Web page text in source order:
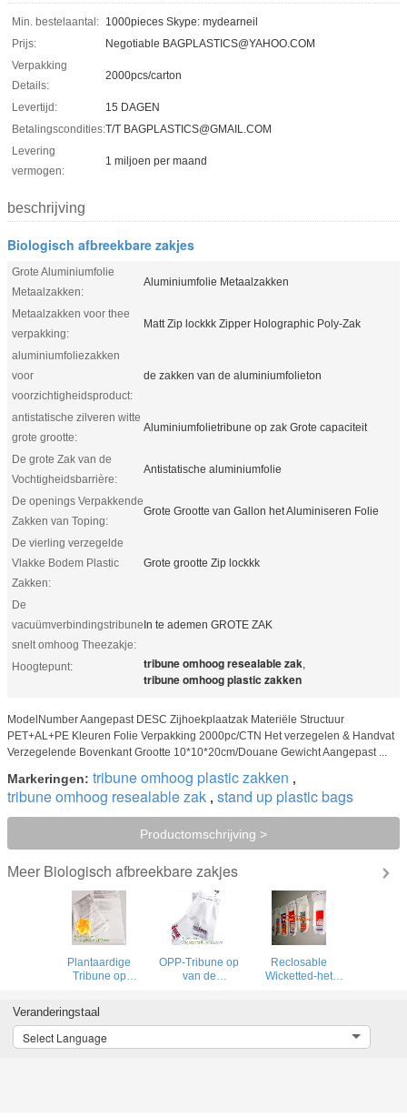
Min. bestelaantal: 1000pieces Skype: mydearneil
Prijs:
Negotiable BAGPLASTICS@YAHOO.COM
Verpakking
Details:
2000pcs/carton
Levertijd:
15 DAGEN
Betalingscondities:T/T BAGPLASTICS@GMAIL.COM
Levering
vermogen:
1 miljoen per maand
beschrijving
Biologisch afbreekbare zakjes
Grote Aluminiumfolie
Metaalzakken:
Aluminiumfolie Metaalzakken
Metaalzakken voor thee
verpakking:
Matt Zip lockkk Zipper Holographic Poly-Zak
aluminiumfoliezakken
voor
voorzichtigheidsproduct:
de zakken van de aluminiumfolieton
antistatische zilveren witte
grote grootte:
Aluminiumfolietribune op zak Grote capaciteit
De grote Zak van de
Vochtigheidsbarrière:
Antistatische aluminiumfolie
De openings Verpakkende
Zakken van Toping:
Grote Grootte van Gallon het Aluminiseren Folie
De vierling verzegelde
Vlakke Bodem Plastic
Zakken:
Grote grootte Zip lockkk
De
vacuümverbindingstribune
snelt omhoog Theezakje:
In te ademen GROTE ZAK
Hoogtepunt: tribune omhoog resealable zak,
tribune omhoog plastic zakken
ModelNumber Aangepast DESC Zijhoekplaatzak Materiële Structuur
PET+AL+PE Kleuren Folie Verpakking 2000pc/CTN Het verzegelen & Handvat
Verzegelende Bovenkant Grootte 10*10*20cm/Douane Gewicht Aangepast ...
Markeringen: tribune omhoog plastic zakken ,
tribune omhoog resealable zak , stand up plastic bags
Productomschrijving >
Meer Biologisch afbreekbare zakjes
Plantaardige
Tribune op
Microperforated
Microperforated
OPP-Tribune op
van de
Bakkerij van het
Reclosable
Wicketted-het
met Geblokkeerde
Veranderingstaal
Select Language